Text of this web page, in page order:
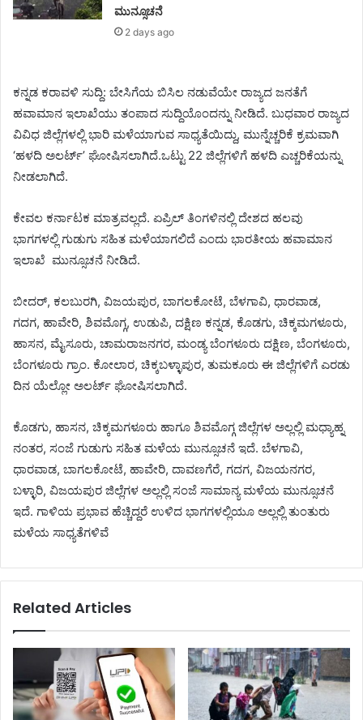
ಮುನ್ಸೂಚನೆ
2 days ago
ಕನ್ನಡ ಕರಾವಳಿ ಸುದ್ದಿ: ಬೇಸಿಗೆಯ ಬಿಸಿಲ ನಡುವೆಯೇ ರಾಜ್ಯದ ಜನತೆಗೆ
ಹವಾಮಾನ ಇಲಾಖೆಯು ತಂಪಾದ ಸುದ್ದಿಯೊಂದನ್ನು ನೀಡಿದೆ. ಬುಧವಾರ ರಾಜ್ಯದ
ವಿವಿಧ ಜಿಲ್ಲೆಗಳಲ್ಲಿ ಭಾರಿ ಮಳೆಯಾಗುವ ಸಾಧ್ಯತೆಯಿದ್ದು, ಮುನ್ನೆಚ್ಚರಿಕೆ ಕ್ರಮವಾಗಿ
‘ಹಳದಿ ಅಲರ್ಟ್’ ಘೋಷಿಸಲಾಗಿದೆ.ಒಟ್ಟು 22 ಜಿಲ್ಲೆಗಳಿಗೆ ಹಳದಿ ಎಚ್ಚರಿಕೆಯನ್ನು
ನೀಡಲಾಗಿದೆ.
ಕೇವಲ ಕರ್ನಾಟಕ ಮಾತ್ರವಲ್ಲದೆ. ಏಪ್ರಿಲ್ ತಿಂಗಳಿನಲ್ಲಿ ದೇಶದ ಹಲವು
ಭಾಗಗಳಲ್ಲಿ ಗುಡುಗು ಸಹಿತ ಮಳೆಯಾಗಲಿದೆ ಎಂದು ಭಾರತೀಯ ಹವಾಮಾನ
ಇಲಾಖೆ ಮುನ್ಸೂಚನೆ ನೀಡಿದೆ.
ಬೀದರ್, ಕಲಬುರಗಿ, ವಿಜಯಪುರ, ಬಾಗಲಕೋಟೆ, ಬೆಳಗಾವಿ, ಧಾರವಾಡ,
ಗದಗ, ಹಾವೇರಿ, ಶಿವಮೊಗ್ಗ, ಉಡುಪಿ, ದಕ್ಷಿಣ ಕನ್ನಡ, ಕೊಡಗು, ಚಿಕ್ಕಮಗಳೂರು,
ಹಾಸನ, ಮೈಸೂರು, ಚಾಮರಾಜನಗರ, ಮಂಡ್ಯ ಬೆಂಗಳೂರು ದಕ್ಷಿಣ, ಬೆಂಗಳೂರು,
ಬೆಂಗಳೂರು ಗ್ರಾಂ. ಕೋಲಾರ, ಚಿಕ್ಕಬಳ್ಳಾಪುರ, ತುಮಕೂರು ಈ ಜಿಲ್ಲೆಗಳಿಗೆ ಎರಡು
ದಿನ ಯೆಲ್ಲೋ ಅಲರ್ಟ್ ಘೋಷಿಸಲಾಗಿದೆ.
ಕೊಡಗು, ಹಾಸನ, ಚಿಕ್ಕಮಗಳೂರು ಹಾಗೂ ಶಿವಮೊಗ್ಗ ಜಿಲ್ಲೆಗಳ ಅಲ್ಲಲ್ಲಿ ಮಧ್ಯಾಹ್ನ
ನಂತರ, ಸಂಜೆ ಗುಡುಗು ಸಹಿತ ಮಳೆಯ ಮುನ್ಸೂಚನೆ ಇದೆ. ಬೆಳಗಾವಿ,
ಧಾರವಾಡ, ಬಾಗಲಕೋಟೆ, ಹಾವೇರಿ, ದಾವಣಗೆರೆ, ಗದಗ, ವಿಜಯನಗರ,
ಬಳ್ಳಾರಿ, ವಿಜಯಪುರ ಜಿಲ್ಲೆಗಳ ಅಲ್ಲಲ್ಲಿ ಸಂಜೆ ಸಾಮಾನ್ಯ ಮಳೆಯ ಮುನ್ಸೂಚನೆ
ಇದೆ. ಗಾಳಿಯ ಪ್ರಭಾವ ಹೆಚ್ಚಿದ್ದರೆ ಉಳಿದ ಭಾಗಗಳಲ್ಲಿಯೂ ಅಲ್ಲಲ್ಲಿ ತುಂತುರು
ಮಳೆಯ ಸಾಧ್ಯತೆಗಳಿವೆ
Related Articles